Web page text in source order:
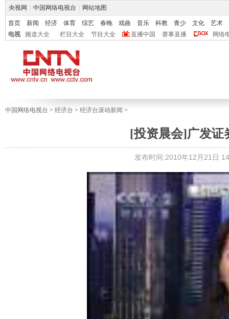
央视网 中国网络电视台 网站地图
首页 新闻 经济 体育 综艺 春晚 戏曲 音乐 科教 青少 文化
艺术
电视
频道大全 栏目大全 节目大全 直播中国 赛事直播 网络
中国网络电视台 > 经济台 > 经济台滚动新闻 >
[投资晨会]广发证
发布时间:2010年12月21日